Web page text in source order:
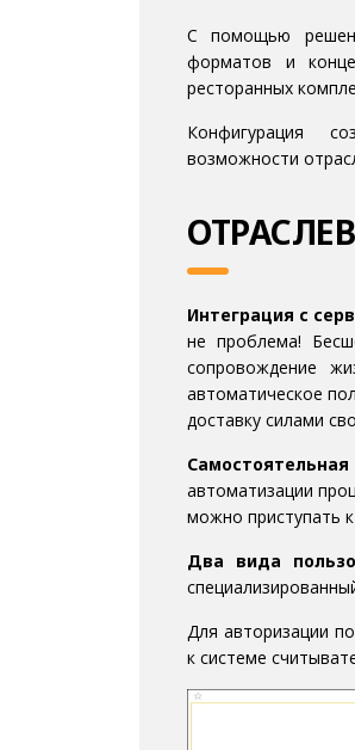
С помощью
форматов и
ресторанных
Конфигурация
возможности
Интеграция с
не проблема!
сопровождение
автоматическое
доставку силами
автоматизации
можно приступать
Два вида
Для авторизации
к системе